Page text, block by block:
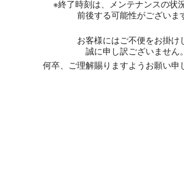
※終了時刻は、メンテナンスの状
前後する可能性がございま
お客様にはご不便をお掛け
誠に申し訳ございません。
何卒、ご理解賜りますようお願い申